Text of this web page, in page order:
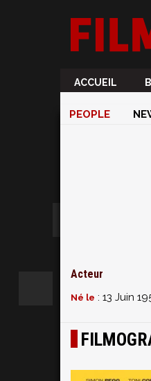
ACCUEIL
PEOPLE
Acteur
Né le : 13 Juin